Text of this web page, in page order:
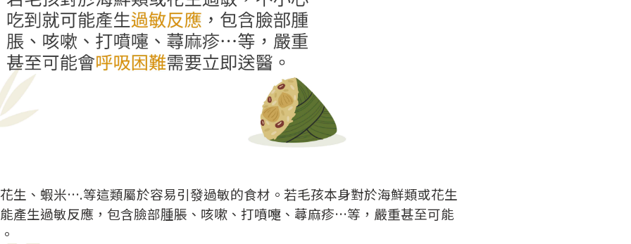
生、蝦米….等這類屬於容易引發過敏的食材。若毛孩本身對於海鮮類或花生
產生過敏反應，包含臉部腫脹、咳嗽、打噴嚏、蕁麻疹…等，嚴重甚至可能